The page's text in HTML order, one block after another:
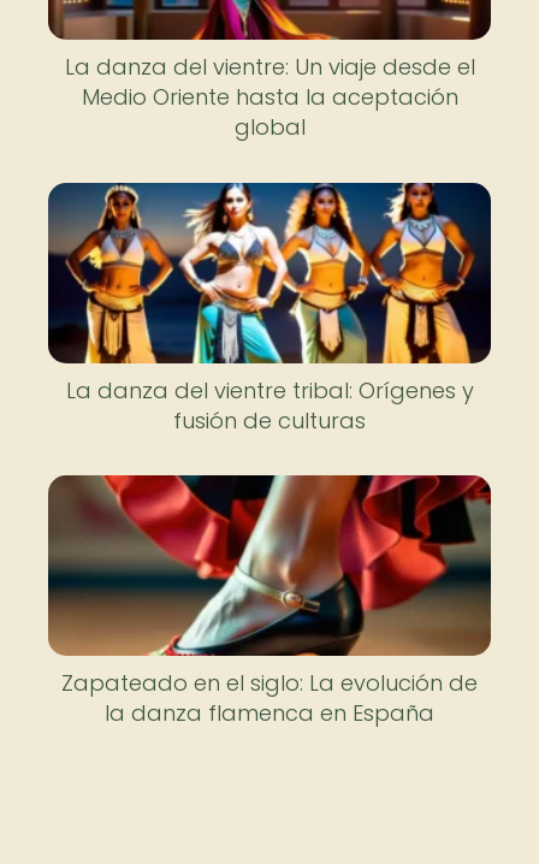
La danza del vientre: Un viaje desde el
Medio Oriente hasta la aceptación
global
La danza del vientre tribal: Orígenes y
fusión de culturas
Zapateado en el siglo: La evolución de
la danza flamenca en España